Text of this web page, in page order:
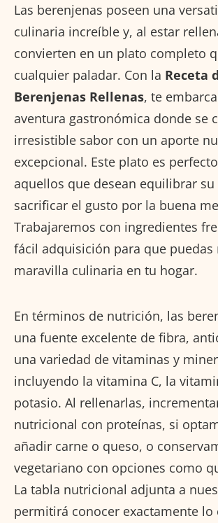
Las berenjenas poseen una
culinaria increíble y, al estar
convierten en un plato completo
cualquier paladar. Con la Receta
Berenjenas Rellenas, te
aventura gastronómica donde se
irresistible sabor con un aporte
excepcional. Este plato es
aquellos que desean equilibrar
sacrificar el gusto por la buena
Trabajaremos con ingredientes
fácil adquisición para que puedas
maravilla culinaria en tu hogar.
En términos de nutrición, las
una fuente excelente de fibra,
una variedad de vitaminas y
incluyendo la vitamina C, la
potasio. Al rellenarlas,
nutricional con proteínas, si
añadir carne o queso, o
vegetariano con opciones como
La tabla nutricional adjunta a
permitirá conocer exactamente lo